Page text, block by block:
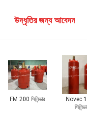
উদ্ধৃতির জন্য আবেদন